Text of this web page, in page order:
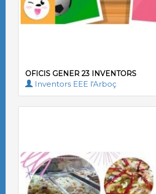
OFICIS GENER 23 INVENTORS
Inventors EEE l'Arboç